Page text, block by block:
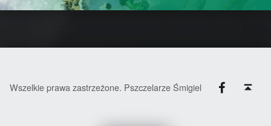
Wszelkie prawa zastrzeżone. Pszczelarze Śmigiel